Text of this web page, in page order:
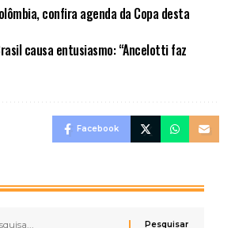
confira agenda da Copa desta
causa entusiasmo: “Ancelotti faz
Facebook